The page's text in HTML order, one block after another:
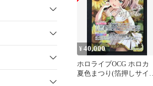
¥40,000
ホロライブOCG ホロカ
夏色まつり(箔押しサイン